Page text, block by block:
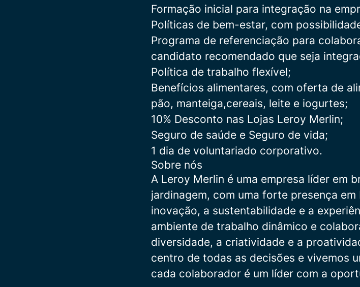
Formação inicial para integração na
Políticas de bem-estar, com
Programa de referenciação para
candidato recomendado que seja
Política de trabalho flexível;
Benefícios alimentares, com oferta de
pão, manteiga,cereais, leite e iogurtes;
10% Desconto nas Lojas Leroy Merlin;
Seguro de saúde e Seguro de vida;
1 dia de voluntariado corporativo.
Sobre nós
A Leroy Merlin é uma empresa líder em
jardinagem, com uma forte presença
inovação, a sustentabilidade e a
ambiente de trabalho dinâmico e
diversidade, a criatividade e a
centro de todas as decisões e vivemos
cada colaborador é um líder com a